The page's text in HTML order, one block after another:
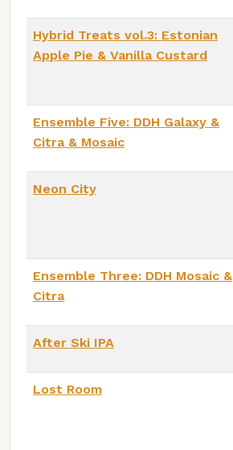
Hybrid Treats vol.3: Estonian
Apple Pie & Vanilla Custard
Ensemble Five: DDH Galaxy &
Citra & Mosaic
Neon City
Ensemble Three: DDH Mosaic &
Citra
After Ski IPA
Lost Room